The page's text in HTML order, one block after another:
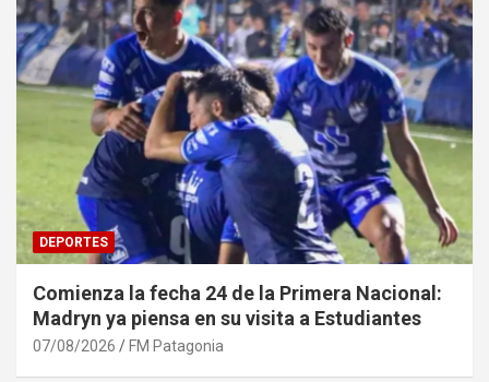
DEPORTES
Comienza la fecha 24 de la Primera Nacional:
Madryn ya piensa en su visita a Estudiantes
07/08/2026 FM Patagonia